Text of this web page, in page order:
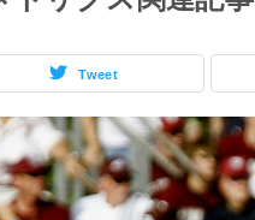
Tweet